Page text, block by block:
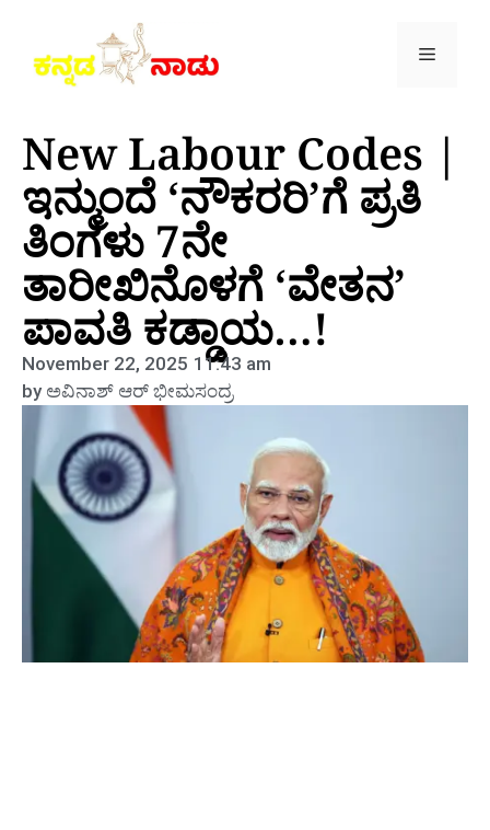
New Labour Codes |
ಇನ್ಮುಂದೆ ‘ನೌಕರರಿ’ಗೆ ಪ್ರತಿ
ತಿಂಗಳು 7ನೇ
ತಾರೀಖಿನೊಳಗೆ ‘ವೇತನ’
ಪಾವತಿ ಕಡ್ಡಾಯ…!
November 22, 2025 11:43 am
byಅವಿನಾಶ್‌ ಆರ್‌ ಭೀಮಸಂದ್ರ